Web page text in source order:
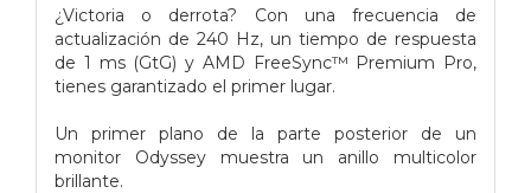
¿Victoria o derrota? Con una frecuencia de
actualización de 240 Hz, un tiempo de respuesta
de 1 ms (GtG) y AMD FreeSync™ Premium Pro,
tienes garantizado el primer lugar.
Un primer plano de la parte posterior de un
monitor Odyssey muestra un anillo multicolor
brillante.